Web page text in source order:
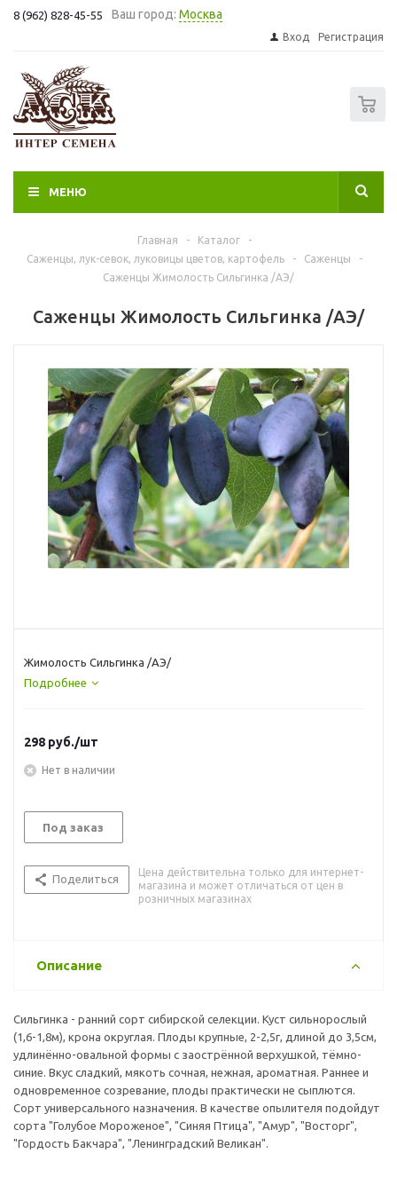
8 (962) 828-45-55 Ваш город: Москва
Вход Регистрация
МЕНЮ
Главная - Каталог
-
Саженцы, лук-севок, луковицы цветов, картофель
- Саженцы
-
Саженцы Жимолость Сильгинка /АЭ/
Саженцы Жимолость Сильгинка /АЭ/
Жимолость Сильгинка /АЭ/
Подробнее
298 руб./шт
Нет в наличии
Под заказ
Поделиться
Цена действительна только для интернет-
магазина и может отличаться от цен в
розничных магазинах
Описание
Сильгинка - ранний сорт сибирской селекции. Куст сильнорослый
(1,6-1,8м), крона округлая. Плоды крупные, 2-2,5г, длиной до 3,5см,
удлинённо-овальной формы с заострённой верхушкой, тёмно-
синие. Вкус сладкий, мякоть сочная, нежная, ароматная. Раннее и
одновременное созревание, плоды практически не сыплются.
Сорт универсального назначения. В качестве опылителя подойдут
сорта "Голубое Мороженое", "Синяя Птица", "Амур", "Восторг",
"Гордость Бакчара", "Ленинградский Великан".